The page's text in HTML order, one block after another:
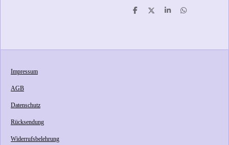
T
n
T
n
T
n
T
n
Impressum
AGB
Datenschutz
Rücksendung
Widerrufsbelehrung